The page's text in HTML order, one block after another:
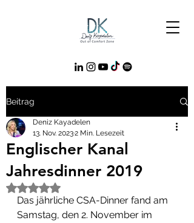
Beitrag
Englischer Kanal
Jahresdinner 2019
Deniz Kayadelen
13. Nov. 20232 Min. Lesezeit
Mit NaN von 5 Sternen bewertet.
Das jährliche CSA-Dinner fand am
Samstag, den 2. November im